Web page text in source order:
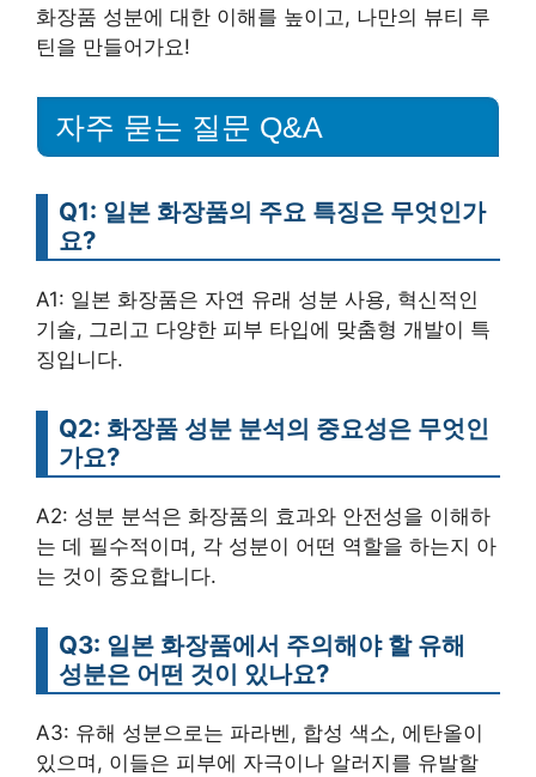
화장품 성분에 대한 이해를 높이고, 나만의 뷰티 루
틴을 만들어가요!
자주 묻는 질문 Q&A
Q1: 일본 화장품의 주요 특징은 무엇인가
요?
A1: 일본 화장품은 자연 유래 성분 사용, 혁신적인
기술, 그리고 다양한 피부 타입에 맞춤형 개발이 특
징입니다.
Q2: 화장품 성분 분석의 중요성은 무엇인
가요?
A2: 성분 분석은 화장품의 효과와 안전성을 이해하
는 데 필수적이며, 각 성분이 어떤 역할을 하는지 아
는 것이 중요합니다.
Q3: 일본 화장품에서 주의해야 할 유해
성분은 어떤 것이 있나요?
A3: 유해 성분으로는 파라벤, 합성 색소, 에탄올이
있으며, 이들은 피부에 자극이나 알러지를 유발할